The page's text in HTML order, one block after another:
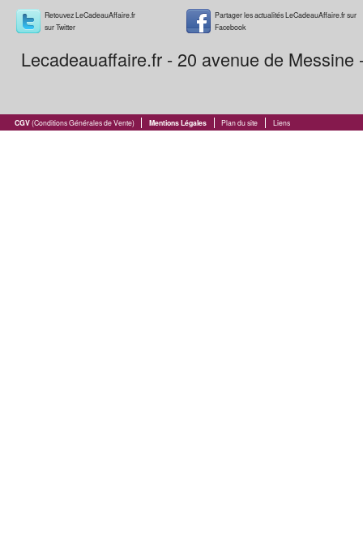
Retouvez LeCadeauAffaire.fr
sur Twitter
Partager les actualités LeCadeauAffaire.fr sur
Facebook
Lecadeauaffaire.fr - 20 avenue de
CGV(Conditions Générales de Vente) Mentions Légales Plan du site Liens